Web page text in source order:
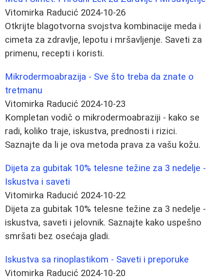
Vitomirka Raducić 2024-10-26
Otkrijte blagotvorna svojstva kombinacije meda i
cimeta za zdravlje, lepotu i mršavljenje. Saveti za
primenu, recepti i koristi.
Mikrodermoabrazija - Sve što treba da znate o
tretmanu
Vitomirka Raducić 2024-10-23
Kompletan vodič o mikrodermoabraziji - kako se
radi, koliko traje, iskustva, prednosti i rizici.
Saznajte da li je ova metoda prava za vašu kožu.
Dijeta za gubitak 10% telesne težine za 3 nedelje -
Iskustva i saveti
Vitomirka Raducić 2024-10-22
Dijeta za gubitak 10% telesne težine za 3 nedelje -
iskustva, saveti i jelovnik. Saznajte kako uspešno
smršati bez osećaja gladi.
Iskustva sa rinoplastikom - Saveti i preporuke
Vitomirka Raducić 2024-10-20